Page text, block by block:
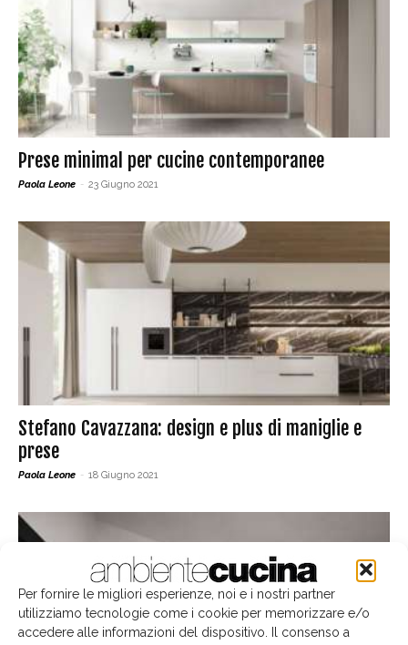
Per fornire le migliori esperienze, noi e i nostri partner
utilizziamo tecnologie come i cookie per memorizzare e/o
accedere alle informazioni del dispositivo. Il consenso a
Prese minimal per cucine contemporanee
Paola Leone - 23 Giugno 2021
Stefano Cavazzana: design e plus di maniglie e
prese
Paola Leone - 18 Giugno 2021